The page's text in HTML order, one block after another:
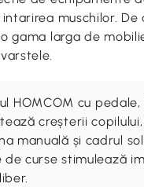
muschilor. De
gama larga de
HOMCOM cu
creșterii
manuală și cadrul
curse stimulează